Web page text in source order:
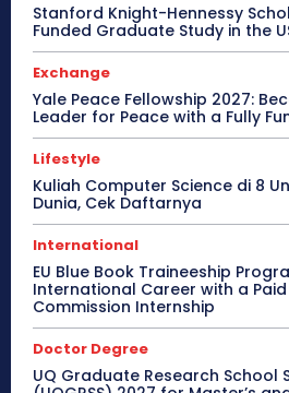
Stanford Knight-Hennessy
Funded Graduate Study in the
Exchange
Yale Peace Fellowship 2027:
Leader for Peace with a Fully
Lifestyle
Kuliah Computer Science di 8
Dunia, Cek Daftarnya
International
EU Blue Book Traineeship
International Career with a
Commission Internship
Doctor Degree
UQ Graduate Research School